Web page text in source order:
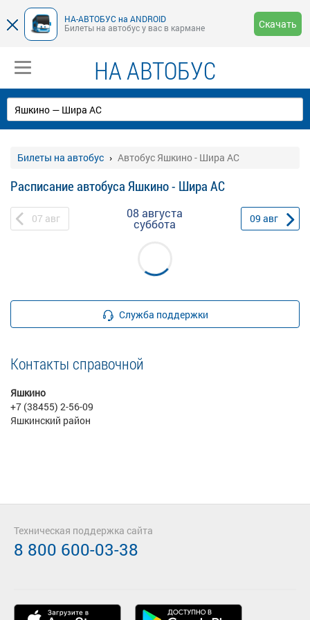
НА-АВТОБУС на ANDROID
Билеты на автобус у вас в кармане
Скачать
НА АВТОБУС
Билеты на автобус Автобус Яшкино - Шира АС
Расписание автобуса Яшкино - Шира АС
07 авг 08 августа
суббота 09 авг
Служба поддержки
Контакты справочной
Яшкино
+7 (38455) 2-56-09
Яшкинский район
Техническая поддержка сайта
8 800 600-03-38